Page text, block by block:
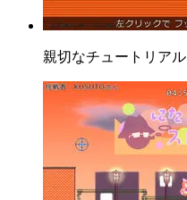
親切なチュートリアル